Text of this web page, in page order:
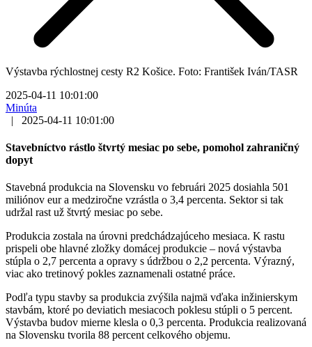
Výstavba rýchlostnej cesty R2 Košice. Foto: František Iván/TASR
2025-04-11 10:01:00
Minúta
|
2025-04-11 10:01:00
Stavebníctvo rástlo štvrtý mesiac po sebe, pomohol zahraničný
dopyt
Stavebná produkcia na Slovensku vo februári 2025 dosiahla 501
miliónov eur a medziročne vzrástla o 3,4 percenta. Sektor si tak
udržal rast už štvrtý mesiac po sebe.
Produkcia zostala na úrovni predchádzajúceho mesiaca. K rastu
prispeli obe hlavné zložky domácej produkcie – nová výstavba
stúpla o 2,7 percenta a opravy s údržbou o 2,2 percenta. Výrazný,
viac ako tretinový pokles zaznamenali ostatné práce.
Podľa typu stavby sa produkcia zvýšila najmä vďaka inžinierskym
stavbám, ktoré po deviatich mesiacoch poklesu stúpli o 5 percent.
Výstavba budov mierne klesla o 0,3 percenta. Produkcia realizovaná
na Slovensku tvorila 88 percent celkového objemu.